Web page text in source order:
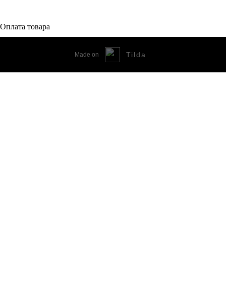
Оплата товара
Made on Tilda